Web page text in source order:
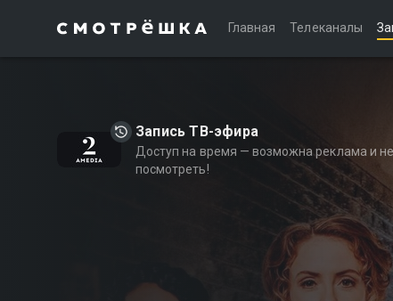
Главная Телеканалы
Запись ТВ-эфира
Доступ на время — возможна реклама и
посмотреть!